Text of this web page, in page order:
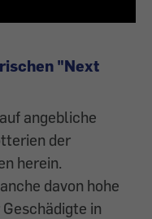
"Next
angebliche
der
herein.
davon hohe
in